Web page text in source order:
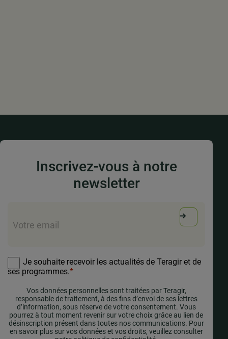
Inscrivez-vous à notre
newsletter
RGPD*
Je souhaite recevoir les actualités de Teragir et de
ses programmes.*
Vos données personnelles sont traitées par Teragir,
responsable de traitement, à des fins d’envoi de ses lettres
d’information, sous réserve de votre consentement. Vous
pourrez à tout moment revenir sur votre choix grâce au lien de
désinscription présent dans toutes nos communications. Pour
en savoir plus sur vos données et vos droits, veuillez consulter